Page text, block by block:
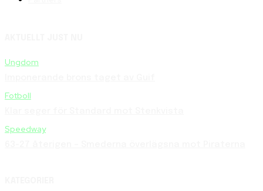
Ungdom
Fotboll
Speedway